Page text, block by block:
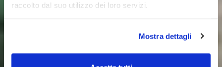
raccolto dal suo utilizzo dei loro servizi.
Mostra dettagli